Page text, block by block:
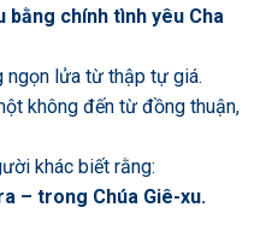
chính tình yêu Cha
ngọn lửa từ thập tự giá.
không đến từ đồng thuận,
khác biết rằng:
– trong Chúa Giê-xu.